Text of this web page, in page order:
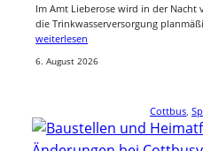
Im Amt Lieberose wird in der Nacht
die Trinkwasserversorgung
weiterlesen
6. August 2026
Cottbus,